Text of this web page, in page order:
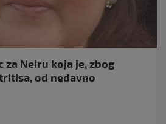
za Neiru koja je, zbog
od nedavno